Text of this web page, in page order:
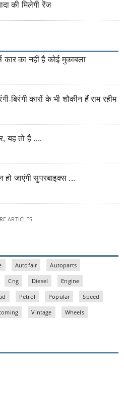
की मिलेगी रेंज
का नहीं है कोई मुकाबला
बिरंगी कारों के भी शौकीन हैं राम रहीम
यह तो है ....
हो जाएंगी सुपरबाइक्स ...
ARTICLES
Autofair Autoparts
Cng Diesel Engine
Petrol Popular Speed
Vintage Wheels